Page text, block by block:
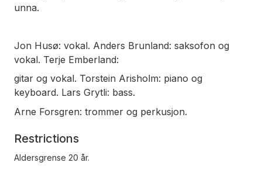
unna.
Jon Husø: vokal. Anders Brunland: saksofon og
vokal. Terje Emberland:
gitar og vokal. Torstein Arisholm: piano og
keyboard. Lars Grytli: bass.
Arne Forsgren: trommer og perkusjon.
Restrictions
Aldersgrense 20 år.